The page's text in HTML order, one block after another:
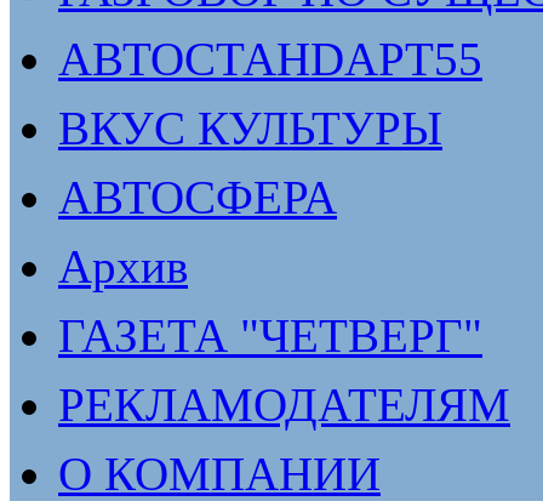
АВТОСТАНDАРТ55
ВКУС КУЛЬТУРЫ
АВТОСФЕРА
Архив
ГАЗЕТА "ЧЕТВЕРГ"
РЕКЛАМОДАТЕЛЯМ
О КОМПАНИИ